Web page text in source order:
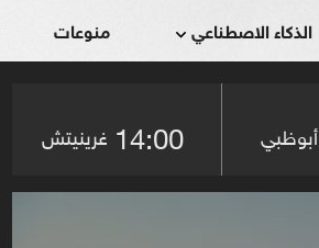
الذكاء الاصطناعي منوعات
أبوظبي 14:00 غرينيتش